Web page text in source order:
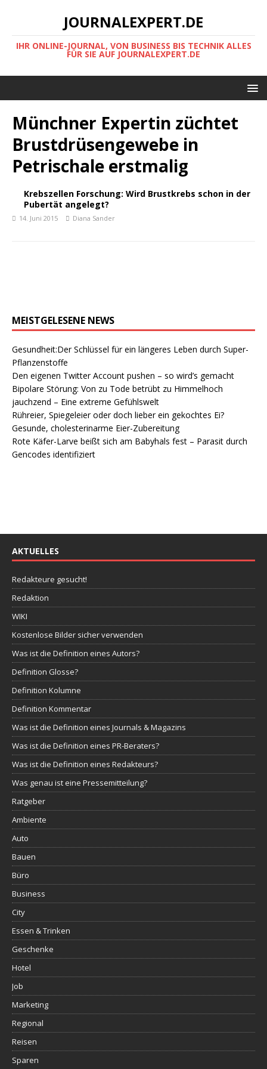
JOURNALEXPERT.DE
IHR ONLINE-JOURNAL, VON BUSINESS BIS TECHNIK ALLES
FÜR SIE AUF JOURNALEXPERT.DE
Münchner Expertin züchtet
Brustdrüsengewebe in
Petrischale erstmalig
Krebszellen Forschung: Wird Brustkrebs schon in der
Pubertät angelegt?
14. Juni 2015 Diana Sander
MEISTGELESENE NEWS
Gesundheit:Der Schlüssel für ein längeres Leben durch Super-
Pflanzenstoffe
Den eigenen Twitter Account pushen – so wird’s gemacht
Bipolare Störung: Von zu Tode betrübt zu Himmelhoch
jauchzend – Eine extreme Gefühlswelt
Rühreier, Spiegeleier oder doch lieber ein gekochtes Ei?
Gesunde, cholesterinarme Eier-Zubereitung
Rote Käfer-Larve beißt sich am Babyhals fest – Parasit durch
Gencodes identifiziert
AKTUELLES
Redakteure gesucht!
Redaktion
WIKI
Kostenlose Bilder sicher verwenden
Was ist die Definition eines Autors?
Definition Glosse?
Definition Kolumne
Definition Kommentar
Was ist die Definition eines Journals & Magazins
Was ist die Definition eines PR-Beraters?
Was ist die Definition eines Redakteurs?
Was genau ist eine Pressemitteilung?
Ratgeber
Ambiente
Auto
Bauen
Büro
Business
City
Essen & Trinken
Geschenke
Hotel
Job
Marketing
Regional
Reisen
Sparen